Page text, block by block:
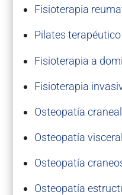
Fisioterapia
Pilates terapéutico
Fisioterapia a
Fisioterapia
Osteopatía craneal
Osteopatía visceral
Osteopatía
Osteopatía